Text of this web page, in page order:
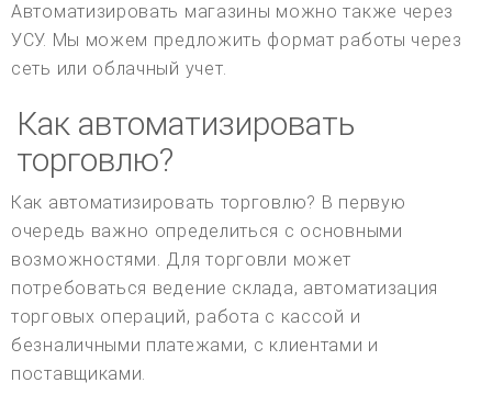
Автоматизировать магазины можно также через
УСУ. Мы можем предложить формат работы через
сеть или облачный учет.
Как автоматизировать
торговлю?
Как автоматизировать торговлю? В первую
очередь важно определиться с основными
возможностями. Для торговли может
потребоваться ведение склада, автоматизация
торговых операций, работа с кассой и
безналичными платежами, с клиентами и
поставщиками.